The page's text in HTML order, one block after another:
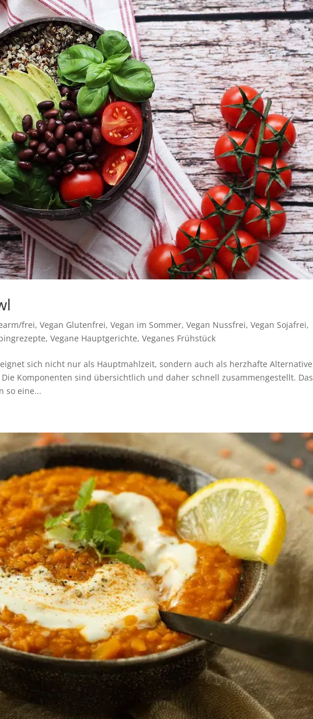
frei,Vegan Glutenfrei,Vegan im Sommer,Vegan Nussfrei,Vegan Sojafrei,
,Vegane Hauptgerichte,Veganes Frühstück
sich nicht nur als Hauptmahlzeit, sondern auch als herzhafte Alternative
Komponenten sind übersichtlich und daher schnell zusammengestellt. Das
so eine...